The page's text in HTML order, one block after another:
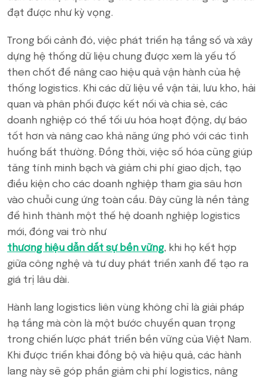
đạt được như kỳ vọng.
Trong bối cảnh đó, việc phát triển hạ tầng số và xây
dựng hệ thống dữ liệu chung được xem là yếu tố
then chốt để nâng cao hiệu quả vận hành của hệ
thống logistics. Khi các dữ liệu về vận tải, lưu kho, hải
quan và phân phối được kết nối và chia sẻ, các
doanh nghiệp có thể tối ưu hóa hoạt động, dự báo
tốt hơn và nâng cao khả năng ứng phó với các tình
huống bất thường. Đồng thời, việc số hóa cũng giúp
tăng tính minh bạch và giảm chi phí giao dịch, tạo
điều kiện cho các doanh nghiệp tham gia sâu hơn
vào chuỗi cung ứng toàn cầu. Đây cũng là nền tảng
để hình thành một thế hệ doanh nghiệp logistics
mới, đóng vai trò như
thương hiệu dẫn dắt sự bền vững, khi họ kết hợp
giữa công nghệ và tư duy phát triển xanh để tạo ra
giá trị lâu dài.
Hành lang logistics liên vùng không chỉ là giải pháp
hạ tầng mà còn là một bước chuyển quan trọng
trong chiến lược phát triển bền vững của Việt Nam.
Khi được triển khai đồng bộ và hiệu quả, các hành
lang này sẽ góp phần giảm chi phí logistics, nâng